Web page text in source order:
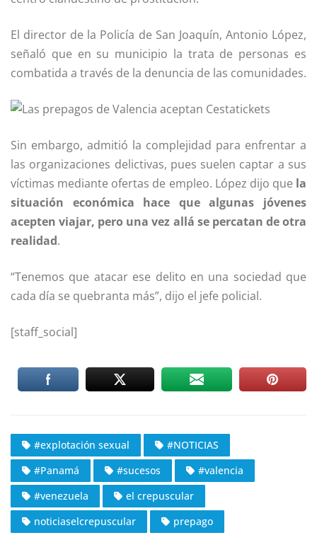
El director de la Policía de San Joaquín, Antonio López,
señaló que en su municipio la trata de personas es
combatida a través de la denuncia de las comunidades.
Sin embargo, admitió la complejidad para enfrentar a
las organizaciones delictivas, pues suelen captar a sus
víctimas mediante ofertas de empleo. López dijo que la
situación económica hace que algunas jóvenes
acepten viajar, pero una vez allá se percatan de otra
realidad.
“Tenemos que atacar ese delito en una sociedad que
cada día se quebranta más”, dijo el jefe policial.
[staff_social]
#explotación sexual
#NOTICIAS
#Panamá
#sucesos
#valencia
#venezuela
el crepuscular
noticiaselcrepuscular
prepago